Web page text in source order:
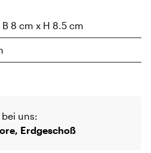
B 8 cm x H 8.5 cm
uns:
Erdgeschoß